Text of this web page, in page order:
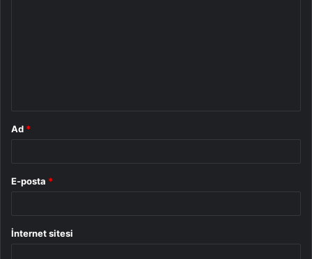
Ad *
E-posta *
İnternet sitesi